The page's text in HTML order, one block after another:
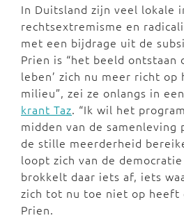
In Duitsland zijn veel lokale
rechtsextremisme en
met een bijdrage uit de
Prien is “het beeld ontstaan
leben’ zich nu meer richt
milieu”, zei ze onlangs in
krant Taz. “Ik wil het
midden van de
de stille meerderheid
loopt zich van de
brokkelt daar iets af, iets
zich tot nu toe niet op heeft
Prien.